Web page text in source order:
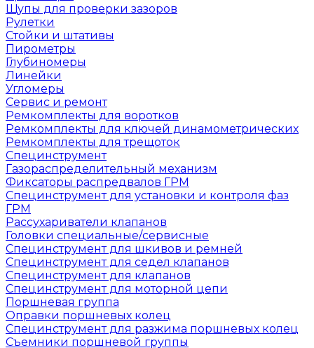
Щупы для проверки зазоров
Рулетки
Стойки и штативы
Пирометры
Глубиномеры
Линейки
Угломеры
Сервис и ремонт
Ремкомплекты для воротков
Ремкомплекты для ключей динамометрических
Ремкомплекты для трещоток
Специнструмент
Газораспределительный механизм
Фиксаторы распредвалов ГРМ
Специнструмент для установки и контроля фаз
ГРМ
Рассухариватели клапанов
Головки специальные/сервисные
Специнструмент для шкивов и ремней
Специнструмент для седел клапанов
Специнструмент для клапанов
Специнструмент для моторной цепи
Поршневая группа
Оправки поршневых колец
Специнструмент для разжима поршневых колец
Съемники поршневой группы